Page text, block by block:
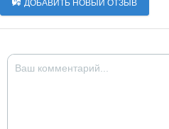
ДОБАВИТЬ НОВЫЙ ОТЗЫВ